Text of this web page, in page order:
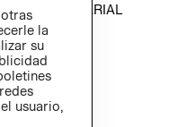
EMPRESARIAL
la
su
usuario,